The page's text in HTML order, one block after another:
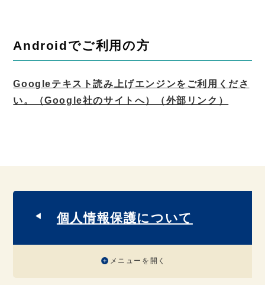
Androidでご利用の方
Googleテキスト読み上げエンジンをご利用くださ
い。（Google社のサイトへ）
（外部リンク）
個人情報保護について
メニューを開く